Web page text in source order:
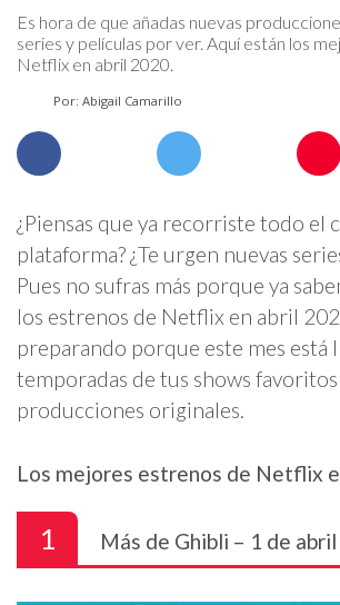
Es hora de que añadas nuevas
series y películas por ver. Aquí están los
Netflix en abril 2020.
Por: Abigail Camarillo
¿Piensas que ya recorriste todo el
plataforma? ¿Te urgen nuevas
Pues no sufras más porque ya
los estrenos de Netflix en abril
preparando porque este mes está
temporadas de tus shows favoritos
producciones originales.
Los mejores estrenos de Netflix
1 Más de Ghibli – 1 de abril